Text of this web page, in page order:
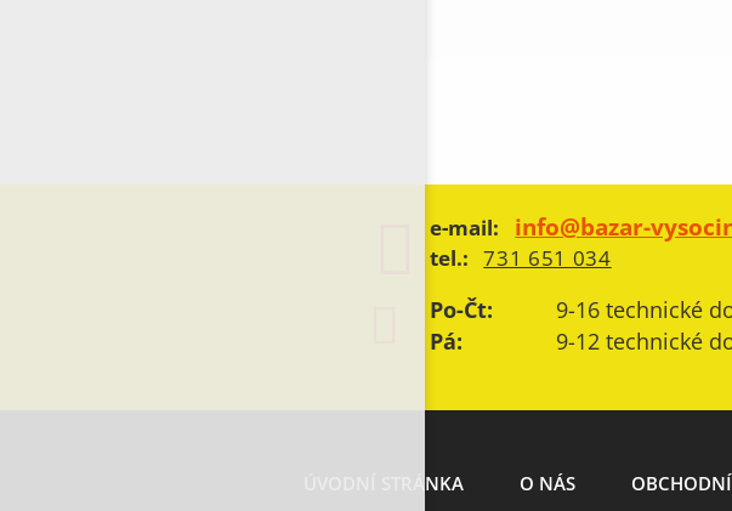
e-mail: info@bazar-
tel.: 731 651 034
Po-Čt:
9-16 technické
Pá:
9-12 technické
ÚVODNÍ STRÁNKA O NÁS